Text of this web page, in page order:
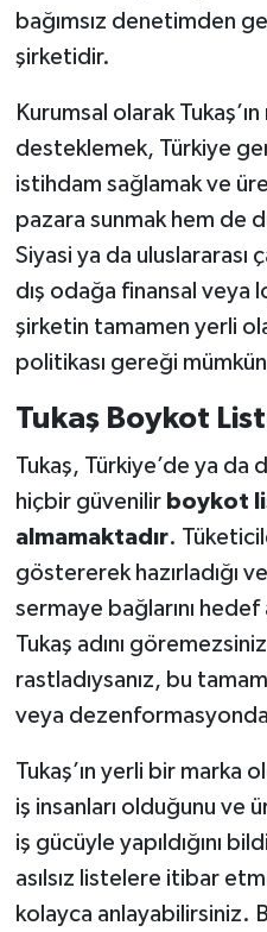
bağımsız denetimden
şirketidir.
Kurumsal olarak
desteklemek, Türkiye
istihdam sağlamak ve
pazara sunmak hem de
Siyasi ya da uluslararası
dış odağa finansal veya
şirketin tamamen yerli
politikası gereği
Tukaş Boykot
Tukaş, Türkiye’de ya da
hiçbir güvenilir boykot
almamaktadır.
göstererek hazırladığı
sermaye bağlarını
Tukaş adını
rastladıysanız, bu
veya
Tukaş’ın yerli bir marka
iş insanları olduğunu ve
iş gücüyle yapıldığını
asılsız listelere itibar
kolayca anlayabilirsiniz.